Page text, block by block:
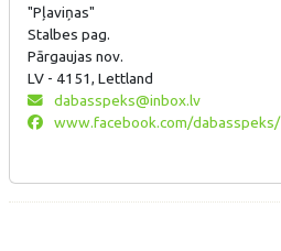
"Pļaviņas"
Stalbes pag.
Pārgaujas nov.
LV - 4151, Lettland
dabasspeks@inbox.lv
www.facebook.com/dabasspeks/